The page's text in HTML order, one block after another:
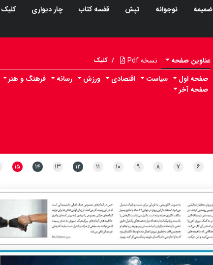
ضمیمه نوجوانه تپش قفسه کتاب چار دیواری کلیک
عناوین صفحه نسخه Pdf / کلیک
صفحه اول سیاست اقتصادی ورزش رسانه فرهنگ و هنر
صفحه آخر
۶ ۷ ۸ ۹ ۱۰ ۱۱ ۱۲ ۱۳ ۱۴ ۱۵